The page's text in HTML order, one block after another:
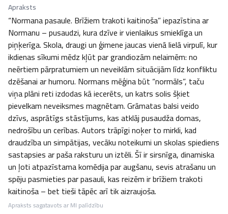
Apraksts
“Normana pasaule. Brīžiem trakoti kaitinoša” iepazīstina ar
Normanu – pusaudzi, kura dzīve ir vienlaikus smieklīga un
piņķerīga. Skola, draugi un ģimene jaucas vienā lielā virpulī, kur
ikdienas sīkumi mēdz kļūt par grandiozām nelaimēm: no
neērtiem pārpratumiem un neveiklām situācijām līdz konfliktu
dzēšanai ar humoru. Normans mēģina būt “normāls”, taču
viņa plāni reti izdodas kā iecerēts, un katrs solis šķiet
pievelkam neveiksmes magnētam. Grāmatas balsi veido
dzīvs, asprātīgs stāstījums, kas atklāj pusaudža domas,
nedrošību un cerības. Autors trāpīgi noķer to mirkli, kad
draudzība un simpātijas, vecāku noteikumi un skolas spiediens
sastapsies ar paša raksturu un iztēli. Šī ir sirsnīga, dinamiska
un ļoti atpazīstama komēdija par augšanu, sevis atrašanu un
spēju pasmieties par pasauli, kas reizēm ir brīžiem trakoti
kaitinoša – bet tieši tāpēc arī tik aizraujoša.
Apraksts sagatavots ar MI palīdzību